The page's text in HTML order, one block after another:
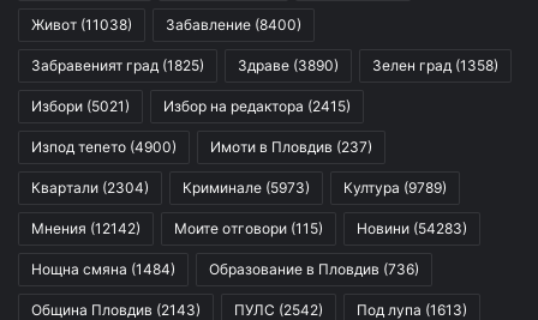
Живот (11038) Забавление (8400)
Забравеният град (1825) Здраве (3890) Зелен град (1358)
Избори (5021) Избор на редактора (2415)
Изпод тепето (4900) Имоти в Пловдив (237)
Квартали (2304) Криминале (5973) Култура (9789)
Мнения (12142) Моите отговори (115) Новини (54283)
Нощна смяна (1484) Образование в Пловдив (736)
Община Пловдив (2143) ПУЛС (2542) Под лупа (1613)